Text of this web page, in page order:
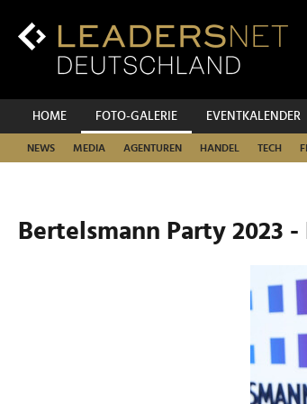
Inhalt
Hauptnavigation
HOME FOTO-GALERIE EVENTKALENDER
NEWS MEDIA AGENTUREN HANDEL TECH
Bertelsmann Party 2023